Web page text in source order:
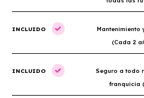
INCLUIDO
Mantenimiento
(Cada 2
INCLUIDO
Seguro a todo
franquicia